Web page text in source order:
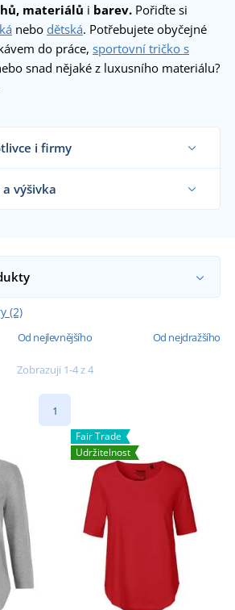
materiálů i barev. Pořiďte si
nebo dětská. Potřebujete obyčejné
do práce, sportovní tričko s
snad nějaké z luxusního materiálu?
i firmy
trička reklamním agenturám, firmám,
s textilem, školám i koncovým
již od 1 kusu.
více
výšivka
(2)
Od nejlevnějšího Od nejdražšího
Zobrazuji 1-4 z 4
1
Fair Trade
Udržitelnost